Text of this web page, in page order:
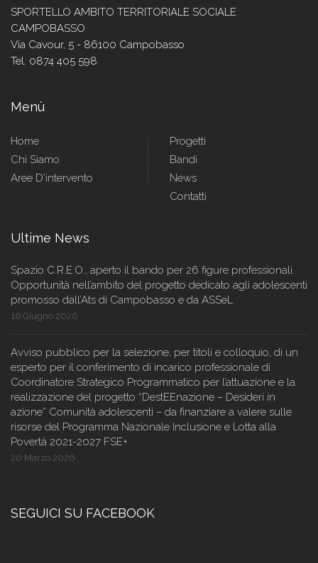
SPORTELLO AMBITO TERRITORIALE SOCIALE
CAMPOBASSO
Via Cavour, 5 - 86100 Campobasso
Tel. 0874 405 598
Menù
Home
Chi Siamo
Aree D'intervento
Progetti
Bandi
News
Contatti
Ultime News
Spazio C.R.E.O., aperto il bando per 26 figure professionali.
Opportunità nell’ambito del progetto dedicato agli adolescenti
promosso dall’Ats di Campobasso e da ASSeL
16 Giugno 2026
Avviso pubblico per la selezione, per titoli e colloquio, di un
esperto per il conferimento di incarico professionale di
Coordinatore Strategico Programmatico per l’attuazione e la
realizzazione del progetto “DestEEnazione – Desideri in
azione” Comunità adolescenti – da finanziare a valere sulle
risorse del Programma Nazionale Inclusione e Lotta alla
Povertà 2021-2027 FSE+
20 Marzo 2026
SEGUICI SU FACEBOOK